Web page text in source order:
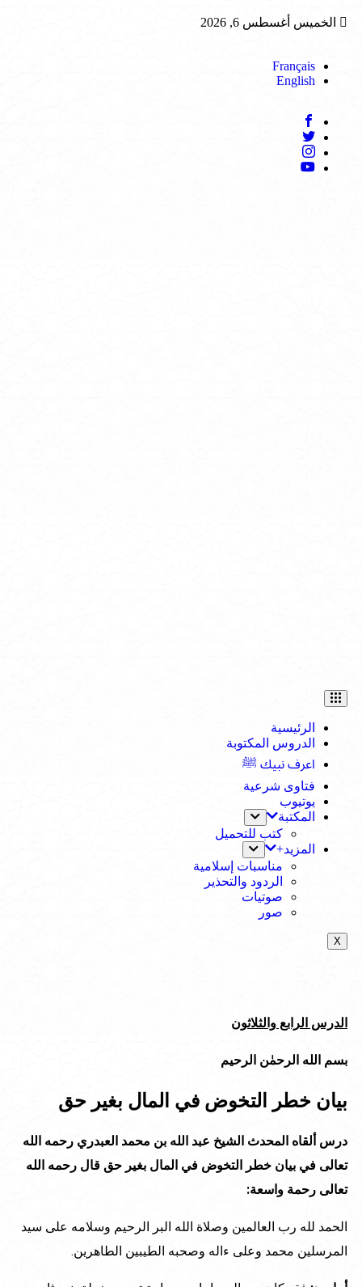
الخميس أغسطس 6, 2026
Français
English
الرئيسية
الدروس المكتوبة
اعرف نبيك ﷺ
فتاوى شرعية
يوتيوب
المكتبة
كتب للتحميل
المزيد+
مناسبات إسلامية
الردود والتحذير
صوتيات
صور
X
الدرس الرابع والثلاثون
بسم الله الرحمٰن الرحيم
بيان خطر التخوض في المال بغير حق
درس ألقاه المحدث الشيخ عبد الله بن محمد العبدري رحمه الله
تعالى في بيان خطر التخوض في المال بغير حق قال رحمه الله
تعالى رحمة واسعة:
الحمد لله رب العالمين وصلاة الله البر الرحيم وسلامه على سيد
المرسلين محمد وعلى ءاله وصحبه الطيبين الطاهرين.